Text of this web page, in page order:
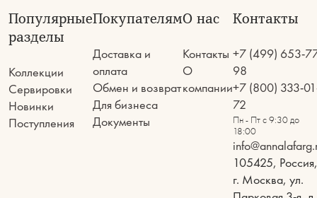
Популярные
разделы
Коллекции
Сервировки
Новинки
Поступления
Покупателям
Доставка и
оплата
Обмен и возврат
Для бизнеса
Документы
О нас
Контакты
О
компании
Контакты
+7 (499) 653-
98
+7 (800) 333-
72
Пн - Пт с 9:30 до
18:00
105425, Россия,
г. Москва, ул.